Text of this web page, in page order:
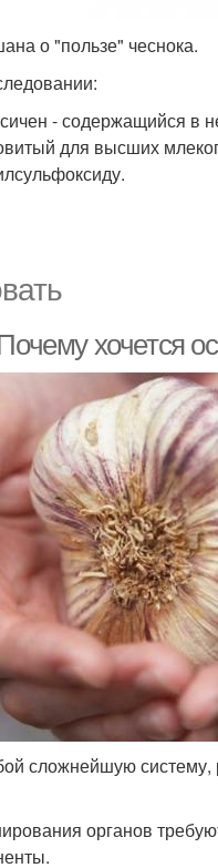
о "пользе" чеснока.
- содержащийся
для высших
хочется
сложнейшую
органов